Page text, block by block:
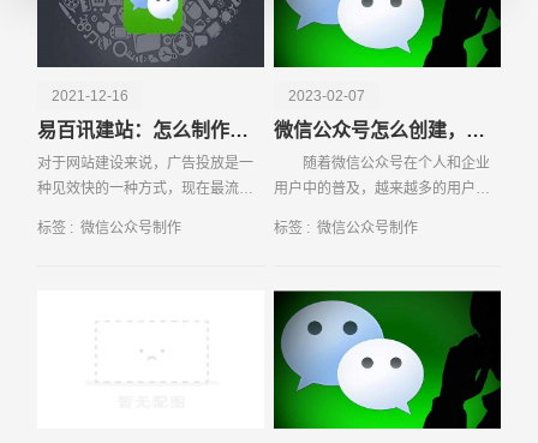
领域的发展。
2021-12-16
易百讯建站：怎么制作微信公众号
对于网站建设来说，广告投放是一
种见效快的一种方式，现在最流行
告投放、网站联盟点击付费广告、
标签 : 微信公众号制作
2023-02-07
微信公众号怎么创建，需要注意什么事项
随着微信公众号在个人和企业
用户中的普及，越来越多的用户也
那么，微信公众号怎么创建呢？下
标签 : 微信公众号制作